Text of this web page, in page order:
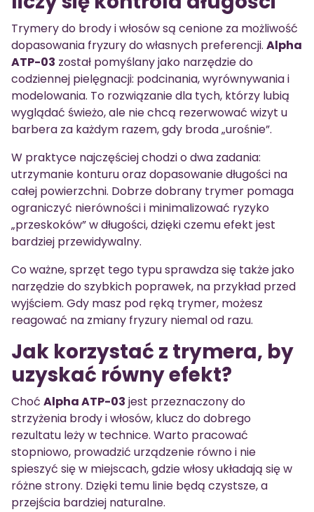
Trymery do brody i włosów są cenione za możliwość
dopasowania fryzury do własnych preferencji. Alpha
ATP-03 został pomyślany jako narzędzie do
codziennej pielęgnacji: podcinania, wyrównywania i
modelowania. To rozwiązanie dla tych, którzy lubią
wyglądać świeżo, ale nie chcą rezerwować wizyt u
barbera za każdym razem, gdy broda „urośnie”.
W praktyce najczęściej chodzi o dwa zadania:
utrzymanie konturu oraz dopasowanie długości na
całej powierzchni. Dobrze dobrany trymer pomaga
ograniczyć nierówności i minimalizować ryzyko
„przeskoków” w długości, dzięki czemu efekt jest
bardziej przewidywalny.
Co ważne, sprzęt tego typu sprawdza się także jako
narzędzie do szybkich poprawek, na przykład przed
wyjściem. Gdy masz pod ręką trymer, możesz
reagować na zmiany fryzury niemal od razu.
Jak korzystać z trymera, by
uzyskać równy efekt?
Choć Alpha ATP-03 jest przeznaczony do
strzyżenia brody i włosów, klucz do dobrego
rezultatu leży w technice. Warto pracować
stopniowo, prowadzić urządzenie równo i nie
spieszyć się w miejscach, gdzie włosy układają się w
różne strony. Dzięki temu linie będą czystsze, a
przejścia bardziej naturalne.